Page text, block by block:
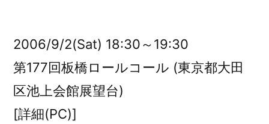
2006/9/2(Sat) 18:30～19:30
第177回板橋ロールコール (東京都大田
区池上会館展望台)
[詳細(PC)]